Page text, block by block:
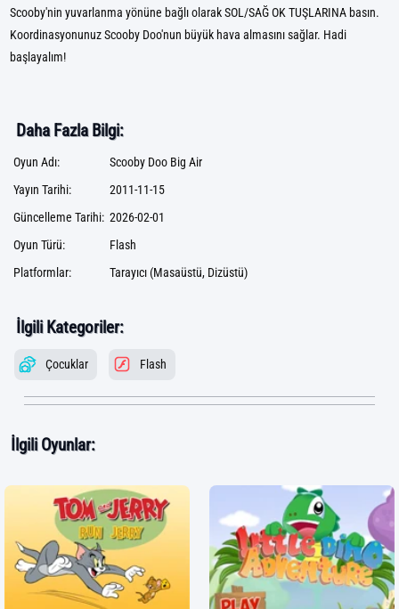
Scooby'nin yuvarlanma yönüne bağlı olarak SOL/SAĞ OK TUŞLARINA basın.
Koordinasyonunuz Scooby Doo'nun büyük hava almasını sağlar. Hadi
başlayalım!
Daha Fazla Bilgi:
Oyun Adı:
Scooby Doo Big Air
Yayın Tarihi:
2011-11-15
Güncelleme Tarihi: 2026-02-01
Oyun Türü:
Flash
Platformlar:
Tarayıcı (Masaüstü, Dizüstü)
İlgili Kategoriler:
Çocuklar Flash
İlgili Oyunlar: